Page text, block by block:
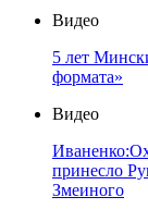
Видео
5 лет
формата»
Видео
принесло
Змеиного